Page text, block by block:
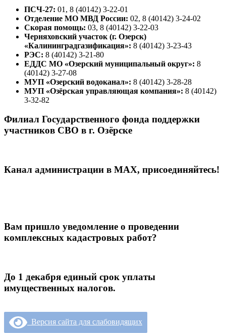
ПСЧ-27: 01, 8 (40142) 3-22-01
Отделение МО МВД России: 02, 8 (40142) 3-24-02
Скорая помощь: 03, 8 (40142) 3-22-03
Черняховский участок (г. Озерск)
«Калининградгазификация»: 8 (40142) 3-23-43
РЭС: 8 (40142) 3-21-80
ЕДДС МО «Озерский муниципальный округ»: 8
(40142) 3-27-08
МУП «Озерский водоканал»: 8 (40142) 3-28-28
МУП «Озёрская управляющая компания»: 8 (40142)
3-32-82
Филиал Государственного фонда поддержки
участников СВО в г. Озёрске
Канал администрации в МАХ, присоединяйтесь!
Вам пришло уведомление о проведении
комплексных кадастровых работ?
До 1 декабря единый срок уплаты
имущественных налогов.
Версия сайта для слабовидящих